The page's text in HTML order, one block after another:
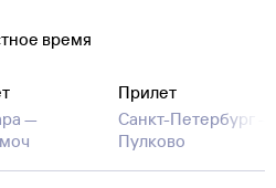
время
—
Прилет
Санкт-Петербург —
Пулково